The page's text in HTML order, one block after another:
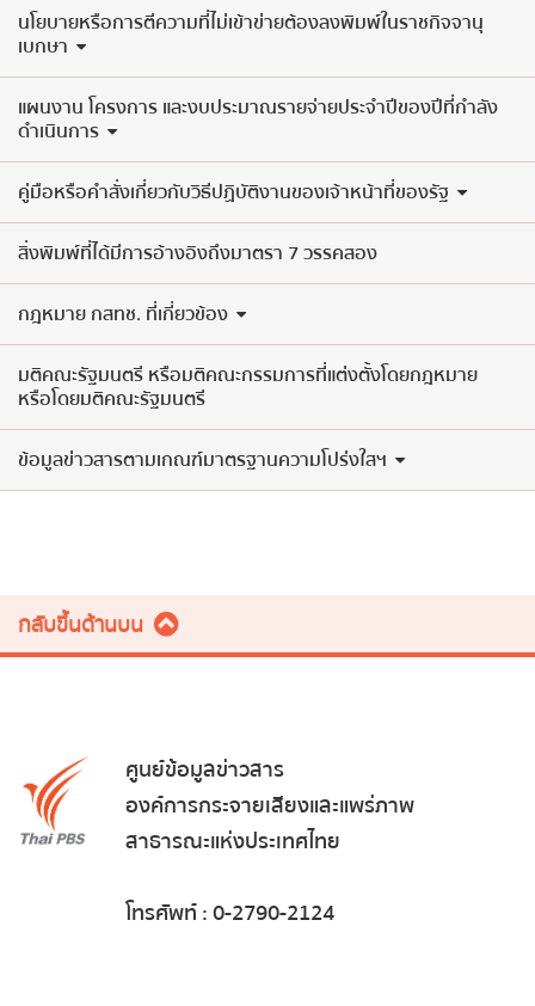
นโยบายหรือการตีความที่ไม่เข้าข่ายต้องลงพิมพ์ในราชกิจจานุ
เบกษา
แผนงาน โครงการ และงบประมาณรายจ่ายประจำปีของปีที่กำลัง
ดำเนินการ
คู่มือหรือคำสั่งเกี่ยวกับวิธีปฏิบัติงานของเจ้าหน้าที่ของรัฐ
สิ่งพิมพ์ที่ได้มีการอ้างอิงถึงมาตรา 7 วรรคสอง
กฎหมาย กสทช. ที่เกี่ยวข้อง
มติคณะรัฐมนตรี หรือมติคณะกรรมการที่แต่งตั้งโดยกฎหมาย
หรือโดยมติคณะรัฐมนตรี
ข้อมูลข่าวสารตามเกณฑ์มาตรฐานความโปร่งใสฯ
กลับขึ้นด้านบน
ศูนย์ข้อมูลข่าวสาร
องค์การกระจายเสียงและแพร่ภาพ
สาธารณะแห่งประเทศไทย
โทรศัพท์ : 0-2790-2124